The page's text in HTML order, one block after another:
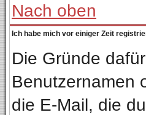
Nach oben
Ich habe mich vor einiger Zeit
Die Gründe
Benutzernamen
die E-Mail, die